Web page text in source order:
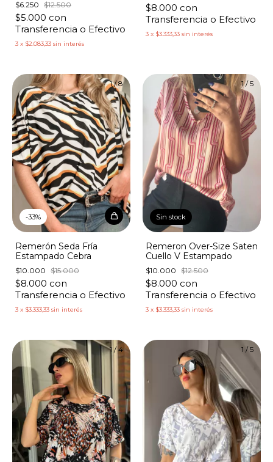
$6.250 $12.500
$5.000 con
Transferencia o Efectivo
3 x $2.083,33 sin interés
$8.000 con
Transferencia o Efectivo
3 x $3.333,33 sin interés
1/8
-33%
Remerón Seda Fría
Estampado Cebra
$10.000 $15.000
$8.000 con
Transferencia o Efectivo
3 x $3.333,33 sin interés
1/5
Sin stock
Remeron Over-Size Saten
Cuello V Estampado
$10.000 $12.500
$8.000 con
Transferencia o Efectivo
3 x $3.333,33 sin interés
1 /4 1 /5